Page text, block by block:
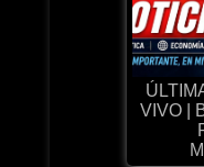
VIVO |